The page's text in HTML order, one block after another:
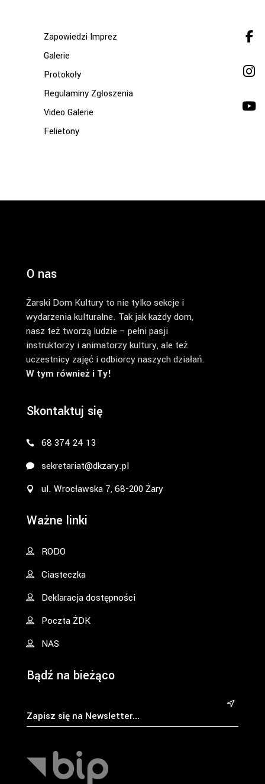
Zapowiedzi Imprez
Galerie
Protokoły
Regulaminy Zgłoszenia
Video Galerie
Felietony
O nas
Żarski Dom Kultury to nie tylko sekcje i
wydarzenia kulturalne. Tak jak każdy dom,
nasz też tworzą ludzie – pełni pasji
instruktorzy i animatorzy kultury, ale też
uczestnicy zajęć i odbiorcy naszych działań.
W tym również i Ty!
Skontaktuj się
68 374 24 13
sekretariat@dkzary.pl
ul. Wrocławska 7, 68-200 Żary
Ważne linki
RODO
Ciasteczka
Deklaracja dostępności
Poczta ŻDK
NAS
Bądź na bieżąco
&